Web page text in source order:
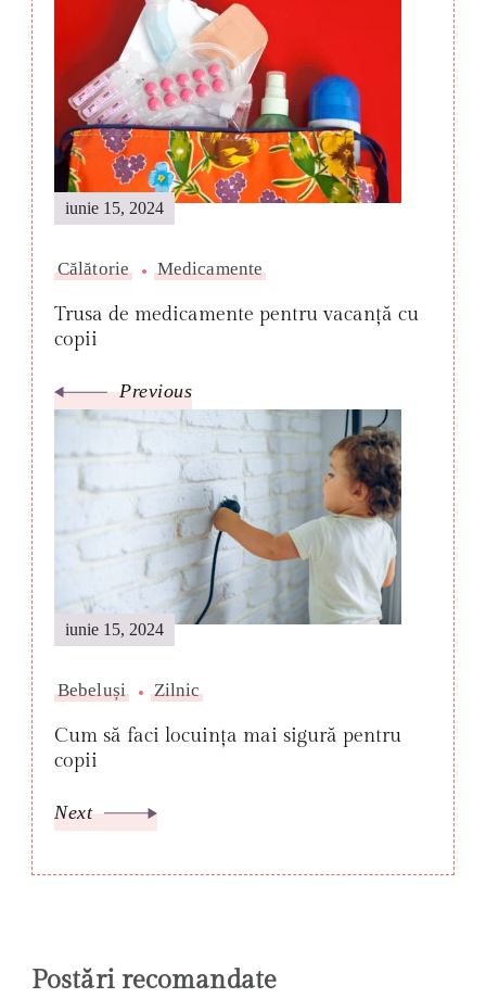
Post
Navigation
iunie 15, 2024
Călătorie Medicamente
Trusa de medicamente pentru vacanță cu
copii
Previous
iunie 15, 2024
Bebeluși Zilnic
Cum să faci locuința mai sigură pentru
copii
Next
Postări recomandate